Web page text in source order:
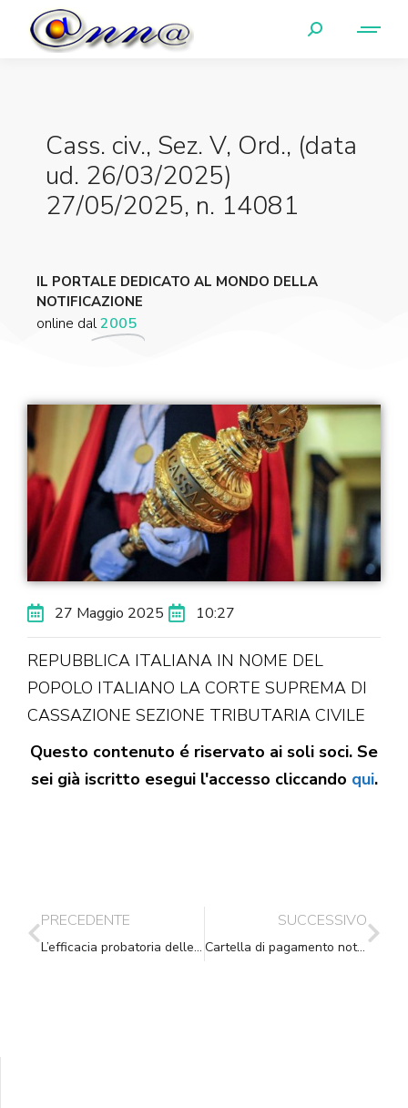
Cass. civ., Sez. V, Ord., (data
ud. 26/03/2025)
27/05/2025, n. 14081
IL PORTALE DEDICATO AL MONDO DELLA
NOTIFICAZIONE
online dal2005
27 Maggio 2025 10:27
REPUBBLICA ITALIANA IN NOME DEL
POPOLO ITALIANO LA CORTE SUPREMA DI
CASSAZIONE SEZIONE TRIBUTARIA CIVILE
Questo contenuto é riservato ai soli soci. Se
sei già iscritto esegui l'accesso cliccando qui.
PRECEDENTE
L’efficacia probatoria delle PEC
SUCCESSIVO
Cartella di pagamento notificata tramite p.e.c. è valida anche se manca la firma digitale